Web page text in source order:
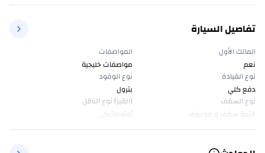
تفاصيل السيارة
المالك الأول
نعم
المواصفات
مواصفات خليجية
نوع القيادة
دفع كلي
نوع الوقود
بترول
نوع السقف
فتحة سقف و مونروف
(القير) نوع الناقل
أوتوماتيكي